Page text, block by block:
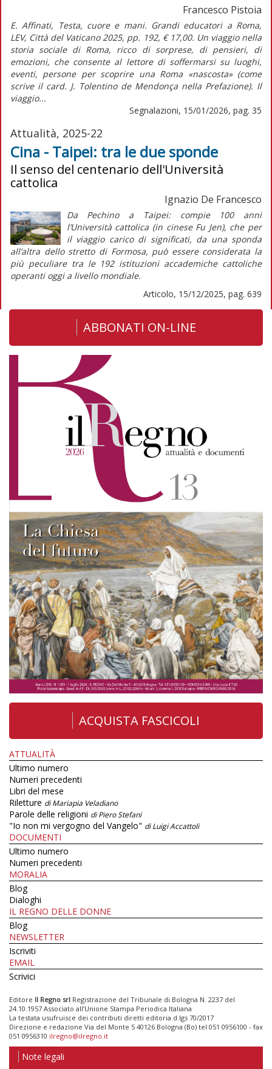
Francesco Pistoia
E. Affinati, Testa, cuore e mani. Grandi educatori a Roma,
LEV, Città del Vaticano 2025, pp. 192, € 17,00. Un viaggio nella
storia sociale di Roma, ricco di sorprese, di pensieri, di
emozioni, che consente al lettore di soffermarsi su luoghi,
eventi, persone per scoprire una Roma «nascosta» (come
scrive il card. J. Tolentino de Mendonça nella Prefazione). Il
viaggio...
Segnalazioni, 15/01/2026, pag. 35
Attualità, 2025-22
Cina - Taipei: tra le due sponde
Il senso del centenario dell'Università
cattolica
Ignazio De Francesco
Da Pechino a Taipei: compie 100 anni
l’Università cattolica (in cinese Fu Jen), che per
il viaggiocarico di significati, da una sponda
all’altra dello stretto di Formosa, può essere considerata la
più peculiare tra le 192 istituzioni accademiche cattoliche
operanti oggi a livello mondiale.
Articolo, 15/12/2025, pag. 639
ABBONATI ON-LINE
ACQUISTA FASCICOLI
ATTUALITÀ
Ultimo numero
Numeri precedenti
Libri del mese
Riletture di Mariapia Veladiano
Parole delle religioni di Piero Stefani
"Io non mi vergogno del Vangelo" di Luigi Accattoli
DOCUMENTI
Ultimo numero
Numeri precedenti
MORALIA
Blog
Dialoghi
IL REGNO DELLE DONNE
Blog
NEWSLETTER
Iscriviti
EMAIL
Scrivici
Editore Il Regno srl Registrazione del Tribunale di Bologna N. 2237 del
24.10.1957 Associato all’Unione Stampa Periodica Italiana
La testata usufruisce dei contributi diretti editoria d.lgs 70/2017
Direzione e redazione Via del Monte 5 40126 Bologna (Bo) tel 051 0956100 - fax
051 0956310 ilregno@ilregno.it
Note legali